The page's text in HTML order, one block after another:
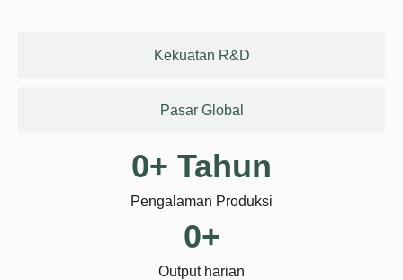
Kekuatan R&D
Pasar Global
Pengalaman Produksi
0+ Tahun
Output harian
0+